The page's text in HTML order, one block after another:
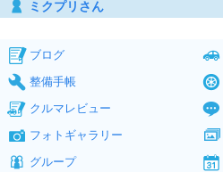
ミクプリさん
ブログ
整備手帳
クルマレビュー
フォトギャラリー
グループ